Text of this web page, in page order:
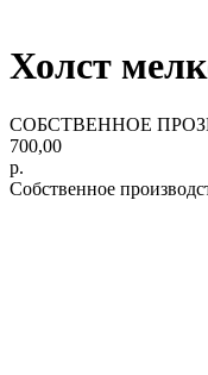
Холст
СОБСТВЕННОЕ
700,00
р.
Cобственное